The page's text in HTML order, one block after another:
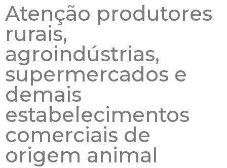
Atenção produtores
rurais,
agroindústrias,
supermercados e
demais
estabelecimentos
comerciais de
origem animal